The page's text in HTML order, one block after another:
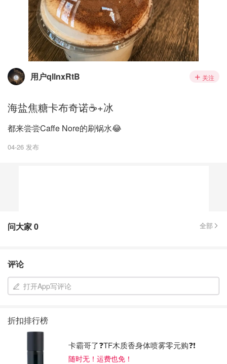
用户qllnxRtB 关注
海盐焦糖卡布奇诺☕️+冰
都来尝尝Caffe Nore的刷锅水😂
04-26 发布
问大家0 全部
评论
打开App写评论
折扣排行榜
卡霸哥了❓TF木质香身体喷雾零元购❓❗
随时无！运费也免！